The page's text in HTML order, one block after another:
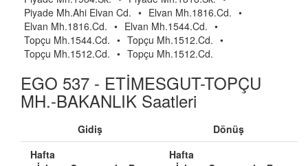
Piyade Mh.Ahi Elvan Cd. • Elvan Mh.1816.Cd. •
Elvan Mh.1816.Cd. • Elvan Mh.1544.Cd. •
Topçu Mh.1544.Cd. • Topçu Mh.1512.Cd. •
Topçu Mh.1512.Cd. • Topçu Mh.1512.Cd.
EGO 537 - ETİMESGUT-TOPÇU
MH.-BAKANLIK Saatleri
Gidiş
Dönüş
Hafta
Hafta